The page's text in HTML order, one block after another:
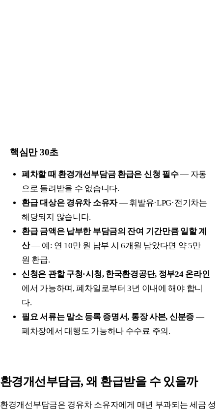
핵심만 30초
폐차할 때 환경개선부담금 환급은 신청 필수— 자동
으로 돌려받을 수 없습니다.
환급 대상은 경유차 소유자— 휘발유·LPG·전기차는
해당되지 않습니다.
환급 금액은 납부한 부담금의 잔여 기간만큼 일할 계
산— 예: 연 10만 원 납부 시 6개월 남았다면 약 5만
원 환급.
신청은 관할 구청·시청, 한국환경공단, 정부24 온라인
에서 가능하며, 폐차일로부터 3년 이내에 해야 합니
다.
필요 서류는 말소 등록 증명서, 통장 사본, 신분증—
폐차장에서 대행도 가능하나 수수료 주의.
환경개선부담금, 왜 환급받을 수 있을까
환경개선부담금은 경유차 소유자에게 매년 부과되는 세금 성